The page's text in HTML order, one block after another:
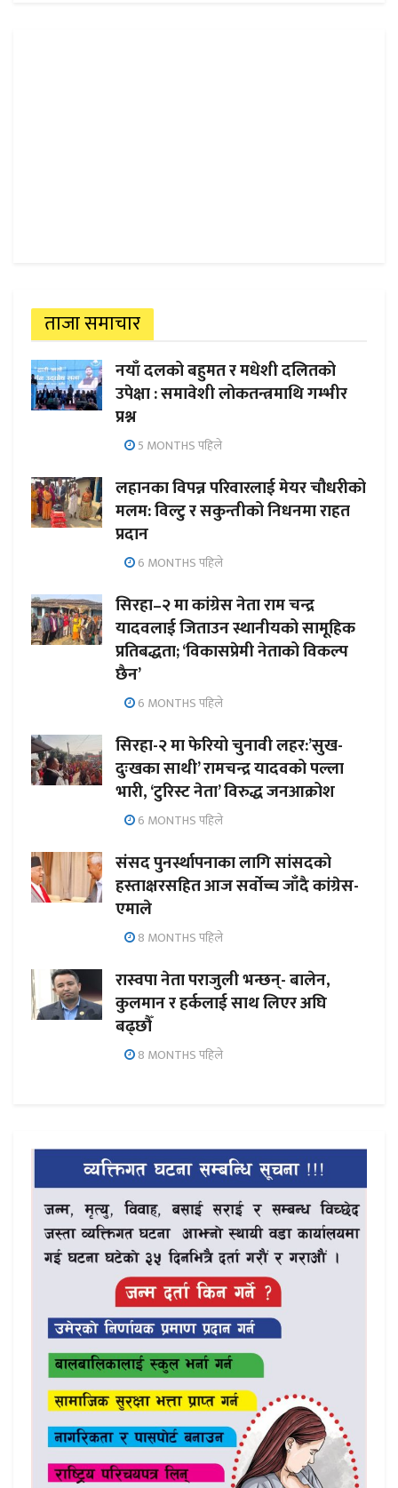
ताजा समाचार
नयाँ दलको बहुमत र मधेशी दलितको
उपेक्षा : समावेशी लोकतन्त्रमाथि गम्भीर
प्रश्न
5 MONTHS पहिले
लहानका विपन्न परिवारलाई मेयर चौधरीको
मलम: विल्टु र सकुन्तीको निधनमा राहत
प्रदान
6 MONTHS पहिले
सिरहा–२ मा कांग्रेस नेता राम चन्द्र
यादवलाई जिताउन स्थानीयको सामूहिक
प्रतिबद्धता; ‘विकासप्रेमी नेताको विकल्प
छैन’
6 MONTHS पहिले
सिरहा-२ मा फेरियो चुनावी लहर:’सुख-
दुःखका साथी’ रामचन्द्र यादवको पल्ला
भारी, ‘टुरिस्ट नेता’ विरुद्ध जनआक्रोश
6 MONTHS पहिले
संसद पुनर्स्थापनाका लागि सांसदको
हस्ताक्षरसहित आज सर्वोच्च जाँदै कांग्रेस-
एमाले
8 MONTHS पहिले
रास्वपा नेता पराजुली भन्छन्- बालेन,
कुलमान र हर्कलाई साथ लिएर अघि
बढ्छौँ
8 MONTHS पहिले